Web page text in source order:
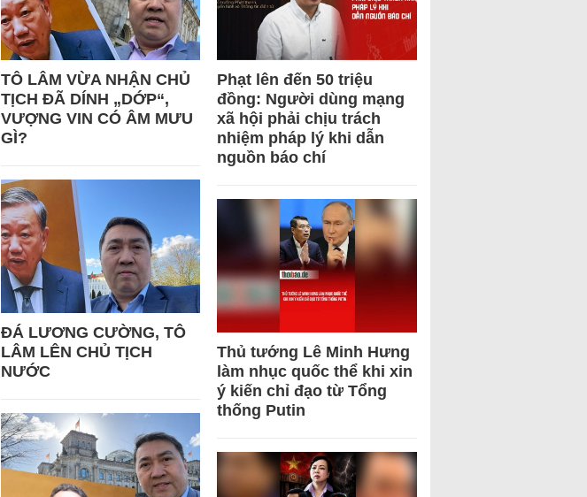
TÔ LÂM VỪA NHẬN CHỦ
TỊCH ĐÃ DÍNH „DỚP“,
VƯỢNG VIN CÓ ÂM MƯU
GÌ?
ĐÁ LƯƠNG CƯỜNG, TÔ
LÂM LÊN CHỦ TỊCH
NƯỚC
Phạt lên đến 50 triệu
đồng: Người dùng mạng
xã hội phải chịu trách
nhiệm pháp lý khi dẫn
nguồn báo chí
Thủ tướng Lê Minh Hưng
làm nhục quốc thể khi xin
ý kiến chỉ đạo từ Tổng
thống Putin